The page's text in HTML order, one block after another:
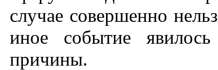
случае совершенно
иное событие
причины.